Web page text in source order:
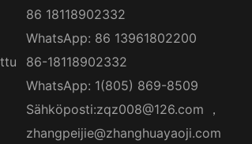
86 18118902332
WhatsApp: 86 13961802200
86-18118902332
WhatsApp: 1(805) 869-8509
Sähköposti:zqz008@126.com ，
zhangpeijie@zhanghuayaoji.com